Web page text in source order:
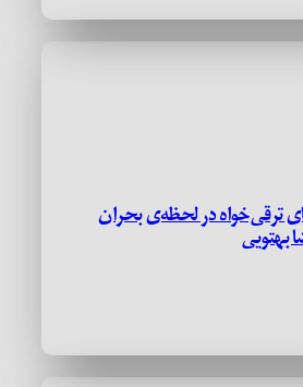
ترقی‌خواه در لحظه‌ی بحران
بهتویی